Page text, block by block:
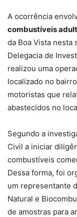
A ocorrência
combustíveis
da Boa Vista nesta
Delegacia de
realizou uma
localizado no
motoristas que
abastecidos no
Segundo a
Civil a iniciar
combustíveis
Dessa forma, foi
um representante
Natural e
de amostras para